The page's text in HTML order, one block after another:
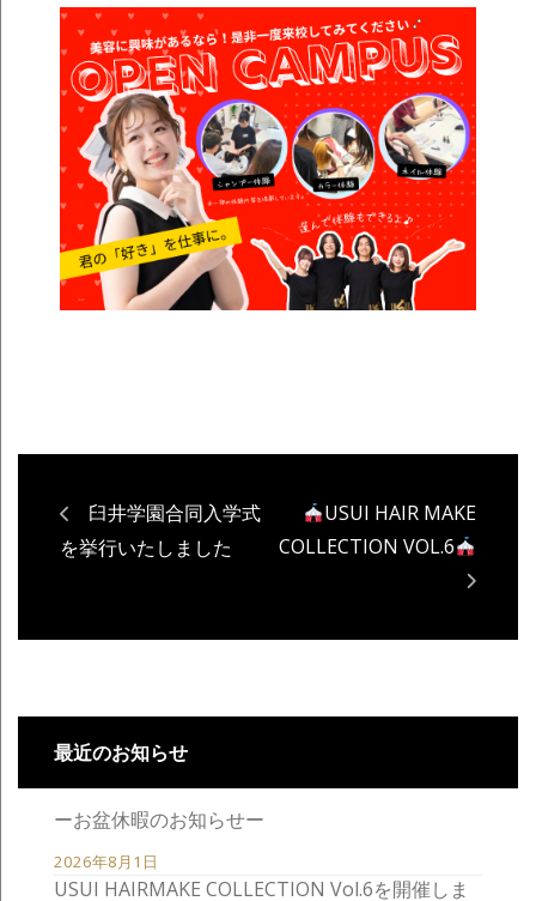
臼井学園合同入学式
を挙行いたしました
USUI HAIR MAKE
COLLECTION VOL.6
最近のお知らせ
ーお盆休暇のお知らせー
2026年8月1日
USUI HAIRMAKE COLLECTION Vol.6を開催しま